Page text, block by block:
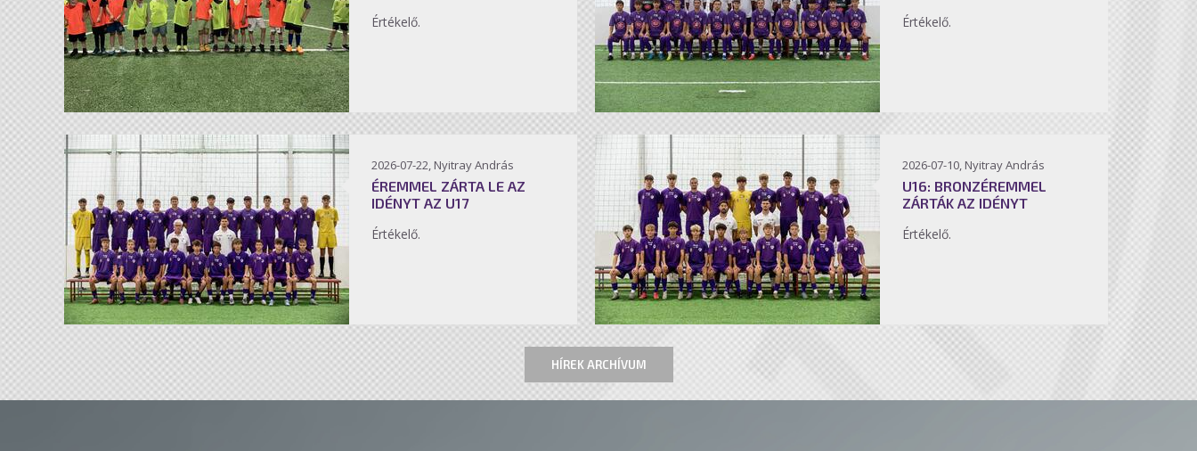
Értékelő.
Értékelő.
2026-07-22, Nyitray András
ÉREMMEL ZÁRTA LE AZ
IDÉNYT AZ U17
Értékelő.
2026-07-10, Nyitray András
U16: BRONZÉREMMEL
ZÁRTÁK AZ IDÉNYT
Értékelő.
HÍREK ARCHÍVUM